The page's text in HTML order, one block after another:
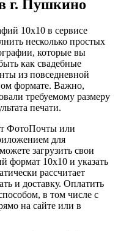
г. Пушкино
10х10 в сервисе
несколько простых
которые вы
как свадебные
из повседневной
формате. Важно,
требуемому размеру
печати.
ФотоПочты или
для
загрузить свои
формат 10х10 и указать
рассчитает
и доставку. Оплатить
в том числе с
на сайте или в